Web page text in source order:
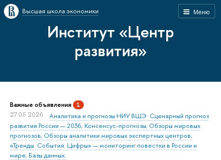
Меню
Высшая школа экономики
Институт «Центр
развития»
Важные объявления 1
27.05.2026
Аналитика и прогнозы НИУ ВШЭ: Сценарный прогноз
развития России — 2036; Консенсус-прогнозы; Обзоры мировых
прогнозов; Обзоры аналитики мировых экспертных центров;
«Тренды. События. Цифры» — мониторинг повестки в России и
мире; Базы данных.